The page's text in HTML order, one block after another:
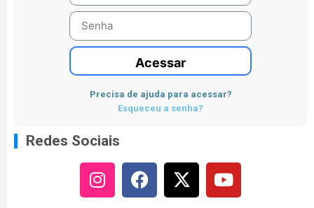
Acessar
Precisa de ajuda para acessar?
Esqueceu a senha?
Redes Sociais